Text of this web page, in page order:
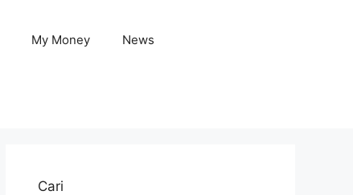
My Money News
Cari